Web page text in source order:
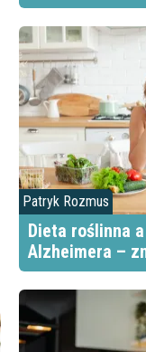
Patryk Rozmus
Dieta roślinna
Alzheimera –